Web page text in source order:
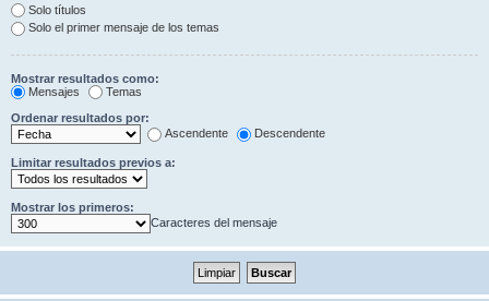
Solo títulos
Solo el primer mensaje de los temas
Mostrar resultados como:
Mensajes
Temas
Ordenar resultados por:
Ascendente
Descendente
Limitar resultados previos a:
Mostrar los primeros:
Caracteres del mensaje